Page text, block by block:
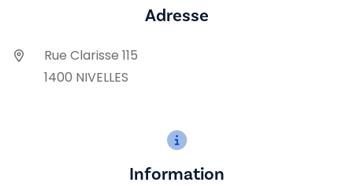
Adresse
Rue Clarisse 115
1400 NIVELLES
Information